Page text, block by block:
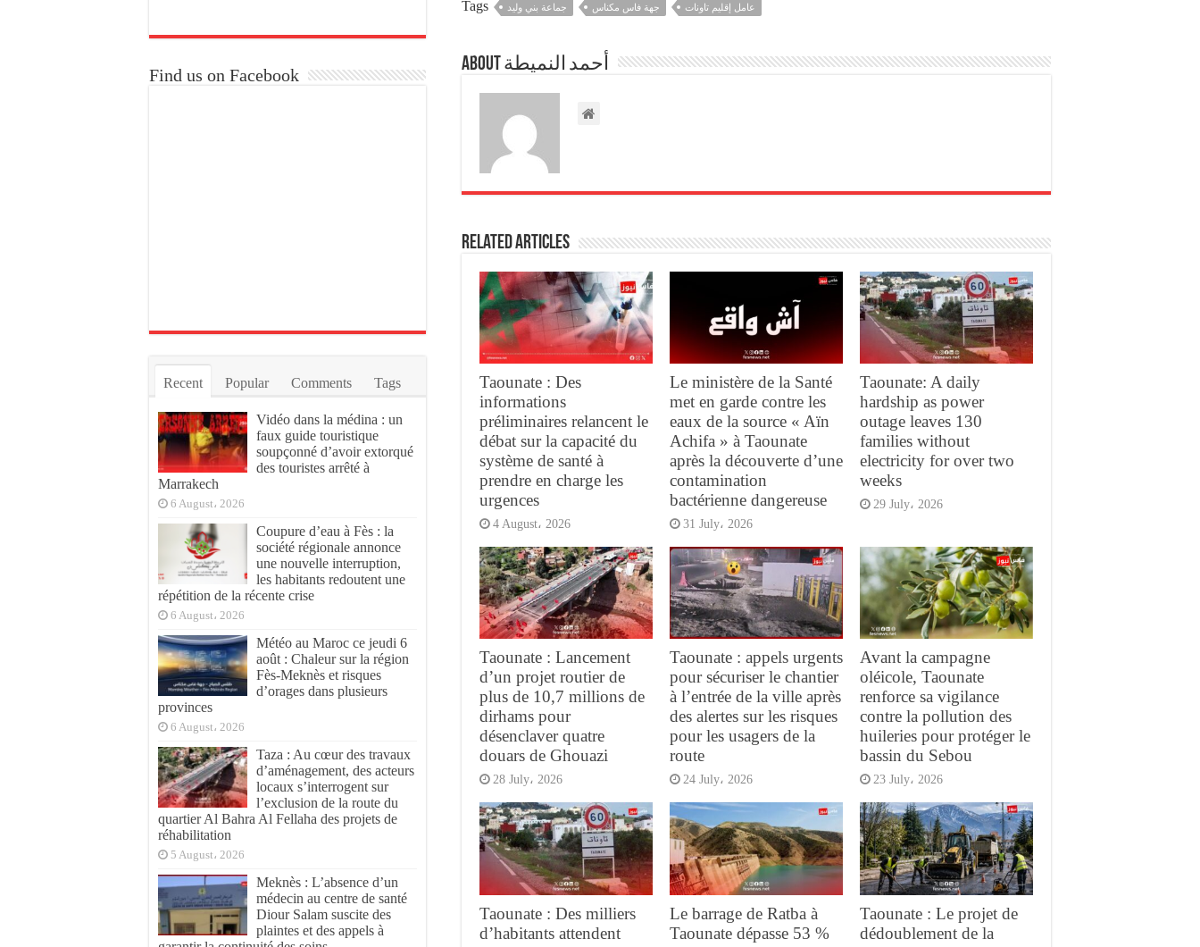
Tags جماعة بني وليد جهة فاس مكناس عامل إقليم تاونات
About أحمد النميطة
Related Articles
Taounate : Des
informations
préliminaires relancent le
débat sur la capacité du
système de santé à
prendre en charge les
urgences
4 August، 2026
Le ministère de la Santé
met en garde contre les
eaux de la source « Aïn
Achifa » à Taounate
après la découverte d’une
contamination
bactérienne dangereuse
31 July، 2026
Taounate: A daily
hardship as power
outage leaves 130
families without
electricity for over two
weeks
29 July، 2026
Taounate : Lancement
d’un projet routier de
plus de 10,7 millions de
dirhams pour
désenclaver quatre
douars de Ghouazi
28 July، 2026
Taounate : appels urgents
pour sécuriser le chantier
à l’entrée de la ville après
des alertes sur les risques
pour les usagers de la
route
24 July، 2026
Avant la campagne
oléicole, Taounate
renforce sa vigilance
contre la pollution des
huileries pour protéger le
bassin du Sebou
23 July، 2026
Taounate : Des milliers
d’habitants attendent
Le barrage de Ratba à
Taounate dépasse 53 %
Taounate : Le projet de
dédoublement de la
Find us on Facebook
Recent Popular Comments Tags
Vidéo dans la médina : un
faux guide touristique
soupçonné d’avoir extorqué
des touristes arrêté à
Marrakech
6 August، 2026
Coupure d’eau à Fès : la
société régionale annonce
une nouvelle interruption,
les habitants redoutent une
répétition de la récente crise
6 August، 2026
Météo au Maroc ce jeudi 6
août : Chaleur sur la région
Fès-Meknès et risques
d’orages dans plusieurs
provinces
6 August، 2026
Taza : Au cœur des travaux
d’aménagement, des acteurs
locaux s’interrogent sur
l’exclusion de la route du
quartier Al Bahra Al Fellaha des projets de
réhabilitation
5 August، 2026
Meknès : L’absence d’un
médecin au centre de santé
Diour Salam suscite des
plaintes et des appels à